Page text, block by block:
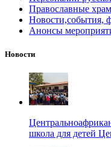
Православные
Новости,события,
Анонсы
Новости
школа для детей